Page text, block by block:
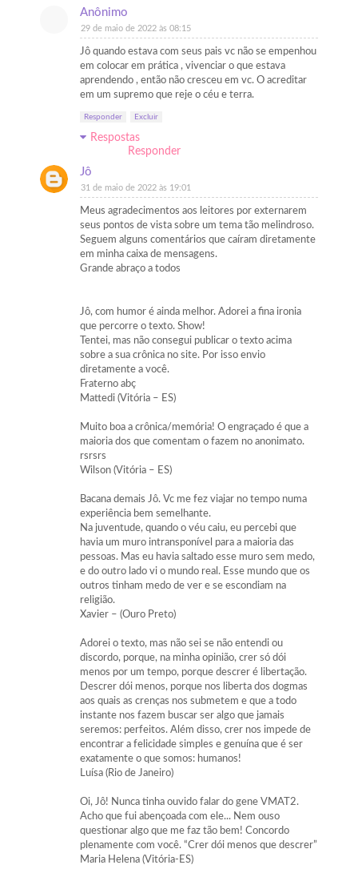
Anônimo
29 de maio de 2022 às 08:15
Jô quando estava com seus pais vc não se empenhou
em colocar em prática , vivenciar o que estava
aprendendo , então não cresceu em vc. O acreditar
em um supremo que reje o céu e terra.
Responder Excluir
Respostas
Responder
Jô
31 de maio de 2022 às 19:01
Meus agradecimentos aos leitores por externarem
seus pontos de vista sobre um tema tão melindroso.
Seguem alguns comentários que caíram diretamente
em minha caixa de mensagens.
Grande abraço a todos
Jô, com humor é ainda melhor. Adorei a fina ironia
que percorre o texto. Show!
Tentei, mas não consegui publicar o texto acima
sobre a sua crônica no site. Por isso envio
diretamente a você.
Fraterno abç
Mattedi (Vitória – ES)
Muito boa a crônica/memória! O engraçado é que a
maioria dos que comentam o fazem no anonimato.
rsrsrs
Wilson (Vitória – ES)
Bacana demais Jô. Vc me fez viajar no tempo numa
experiência bem semelhante.
Na juventude, quando o véu caiu, eu percebi que
havia um muro intransponível para a maioria das
pessoas. Mas eu havia saltado esse muro sem medo,
e do outro lado vi o mundo real. Esse mundo que os
outros tinham medo de ver e se escondiam na
religião.
Xavier – (Ouro Preto)
Adorei o texto, mas não sei se não entendi ou
discordo, porque, na minha opinião, crer só dói
menos por um tempo, porque descrer é libertação.
Descrer dói menos, porque nos liberta dos dogmas
aos quais as crenças nos submetem e que a todo
instante nos fazem buscar ser algo que jamais
seremos: perfeitos. Além disso, crer nos impede de
encontrar a felicidade simples e genuína que é ser
exatamente o que somos: humanos!
Luísa (Rio de Janeiro)
Oi, Jô! Nunca tinha ouvido falar do gene VMAT2.
Acho que fui abençoada com ele... Nem ouso
questionar algo que me faz tão bem! Concordo
plenamente com você. “Crer dói menos que descrer”
Maria Helena (Vitória-ES)